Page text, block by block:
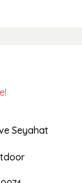
Seyahat